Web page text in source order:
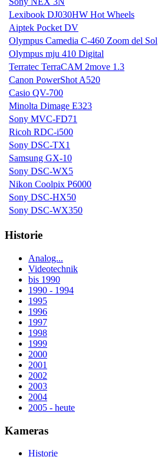
Lexibook DJ030HW Hot Wheels
Aiptek Pocket DV
Olympus Camedia C-460 Zoom del Sol
Olympus mju 410 Digital
Terratec TerraCAM 2move 1.3
Canon PowerShot A520
Casio QV-700
Minolta Dimage E323
Sony MVC-FD71
Ricoh RDC-i500
Sony DSC-TX1
Samsung GX-10
Sony DSC-WX5
Nikon Coolpix P6000
Sony DSC-HX50
Sony DSC-WX350
Historie
Analog...
Videotechnik
bis 1990
1990 - 1994
1995
1996
1997
1998
1999
2000
2001
2002
2003
2004
2005 - heute
Kameras
Historie